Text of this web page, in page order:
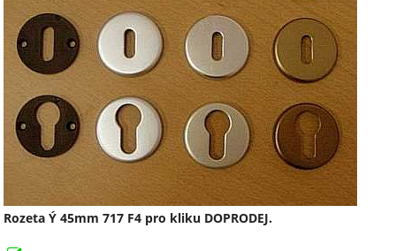
Rozeta Ý 45mm 717 F4 pro kliku DOPRODEJ.